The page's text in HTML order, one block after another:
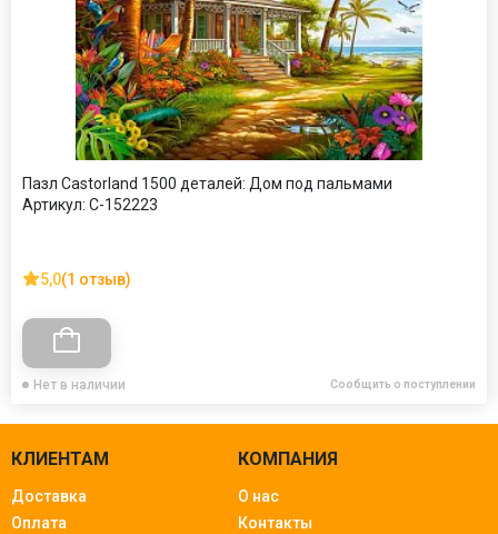
Пазл Castorland 1500 деталей: Дом под пальмами
Артикул: C-152223
5,0(1 отзыв)
Нет в наличии Сообщить о поступлении
КЛИЕНТАМ
Доставка
Оплата
КОМПАНИЯ
О нас
Контакты